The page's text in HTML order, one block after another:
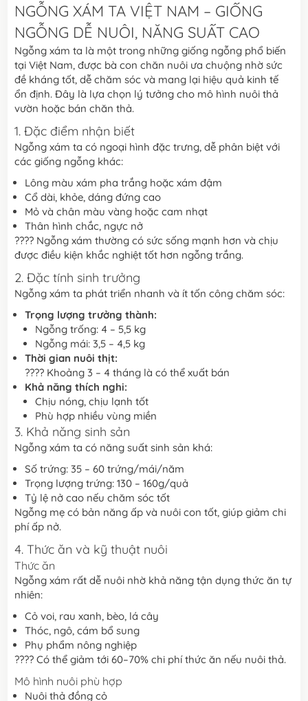
NGỖNG XÁM TA VIỆT NAM – GIỐNG
NGỖNG DỄ NUÔI, NĂNG SUẤT CAO
Ngỗng xám ta là một trong những giống ngỗng phổ biến
tại Việt Nam, được bà con chăn nuôi ưa chuộng nhờ sức
đề kháng tốt, dễ chăm sóc và mang lại hiệu quả kinh tế
ổn định. Đây là lựa chọn lý tưởng cho mô hình nuôi thả
vườn hoặc bán chăn thả.
1. Đặc điểm nhận biết
Ngỗng xám ta có ngoại hình đặc trưng, dễ phân biệt với
các giống ngỗng khác:
Lông màu xám pha trắng hoặc xám đậm
Cổ dài, khỏe, dáng đứng cao
Mỏ và chân màu vàng hoặc cam nhạt
Thân hình chắc, ngực nở
???? Ngỗng xám thường có sức sống mạnh hơn và chịu
được điều kiện khắc nghiệt tốt hơn ngỗng trắng.
2. Đặc tính sinh trưởng
Ngỗng xám ta phát triển nhanh và ít tốn công chăm sóc:
Trọng lượng trưởng thành:
Ngỗng trống: 4 – 5,5 kg
Ngỗng mái: 3,5 – 4,5 kg
Thời gian nuôi thịt:
???? Khoảng 3 – 4 tháng là có thể xuất bán
Khả năng thích nghi:
Chịu nóng, chịu lạnh tốt
Phù hợp nhiều vùng miền
3. Khả năng sinh sản
Ngỗng xám ta có năng suất sinh sản khá:
Số trứng: 35 – 60 trứng/mái/năm
Trọng lượng trứng: 130 – 160g/quả
Tỷ lệ nở cao nếu chăm sóc tốt
Ngỗng mẹ có bản năng ấp và nuôi con tốt, giúp giảm chi
phí ấp nở.
4. Thức ăn và kỹ thuật nuôi
Thức ăn
Ngỗng xám rất dễ nuôi nhờ khả năng tận dụng thức ăn tự
nhiên:
Cỏ voi, rau xanh, bèo, lá cây
Thóc, ngô, cám bổ sung
Phụ phẩm nông nghiệp
???? Có thể giảm tới 60–70% chi phí thức ăn nếu nuôi thả.
Mô hình nuôi phù hợp
Nuôi thả đồng cỏ